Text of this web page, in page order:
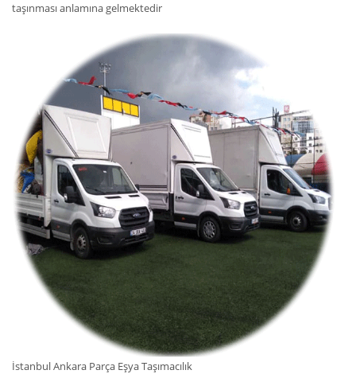
taşınması anlamına gelmektedir
İstanbul Ankara Parça Eşya Taşımacılık